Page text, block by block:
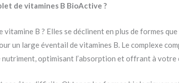
de vitamines B BioActive ?
vitamine B ? Elles se déclinent en plus de formes
un large éventail de vitamines B. Le complexe
optimisant l’absorption et offrant à votre